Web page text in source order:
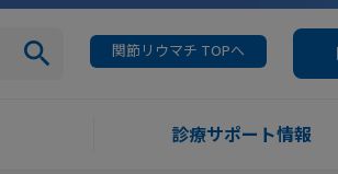
関節リウマチ TOPへ
診療サポート情報